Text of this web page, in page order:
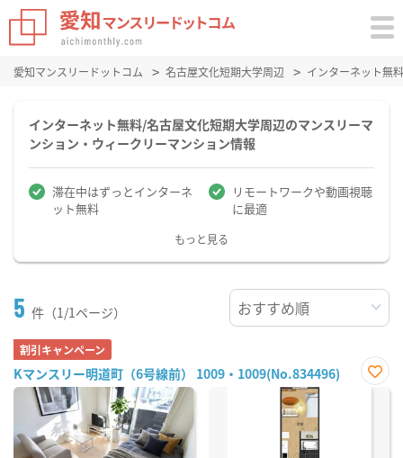
愛知マンスリードットコム 名古屋文化短期大学周辺 インターネット無
インターネット無料/名古屋文化短期大学周辺のマンスリーマ
ンション・ウィークリーマンション情報
滞在中はずっとインターネ
ット無料
リモートワークや動画視聴
に最適
もっと見る
5 件（1/1ページ）
割引キャンペーン
Kマンスリー明道町（6号線前） 1009・1009(No.834496)
お気